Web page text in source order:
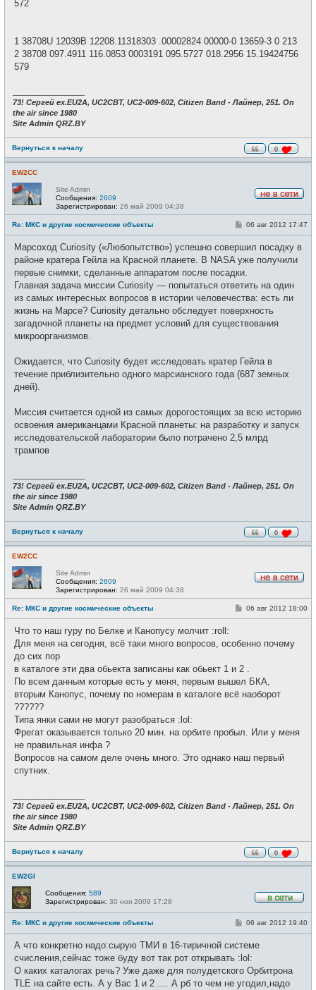
0
572
1 38708U 12039B 12208.11318303 .00002824 00000-0 13659-3 0 213
2 38708 097.4911 116.0853 0003191 095.5727 018.2956 15.19424756
579
73! Сергей ex.EU2A, UC2CBT, UC2-009-602, Citizen Band - Лайнер, 251. On
the air since 1980
Site Admin QRZ.BY
Вернуться к началу
EW2CC
в
с
е
Site Admin
Сообщения: 2609
Зарегистрирован: 26 май 2009 04:38
Re: МКС и другие космические объекты
0
С
б
щ
н
и
06 авг 2012 17:47
Марсоход Curiosity («Любопытство») успешно совершил посадку в
районе кратера Гейла на Красной планете. В NASA уже получили
первые снимки, сделанные аппаратом после посадки.
Главная задача миссии Curiosity — попытаться ответить на один
из самых интересных вопросов в истории человечества: есть ли
жизнь на Марсе? Curiosity детально обследует поверхность
загадочной планеты на предмет условий для существования
микроорганизмов.
Ожидается, что Curiosity будет исследовать кратер Гейла в
течение приблизительно одного марсианского года (687 земных
дней).
Миссия считается одной из самых дорогостоящих за всю историю
освоения американцами Красной планеты: на разработку и запуск
исследовательской лаборатории было потрачено 2,5 млрд
трампов
73! Сергей ex.EU2A, UC2CBT, UC2-009-602, Citizen Band - Лайнер, 251. On
the air since 1980
Site Admin QRZ.BY
Вернуться к началу
EW2CC
в
с
е
Site Admin
Сообщения: 2609
Зарегистрирован: 26 май 2009 04:38
Re: МКС и другие космические объекты
0
С
щ
и
06 авг 2012 18:00
Что то наш гуру по Белке и Канопусу молчит :roll:
Для меня на сегодня, всё таки много вопросов, особенно почему
до сих пор
в каталоге эти два обьекта записаны как обьект 1 и 2 .
По всем данным которые есть у меня, первым вышел БКА,
вторым Канопус, почему по номерам в каталоге всё наоборот
??????
Типа янки сами не могут разобраться :lol:
Фрегат оказывается только 20 мин. на орбите пробыл. Или у меня
не правильная инфа ?
Вопросов на самом деле очень много. Это однако наш первый
спутник.
73! Сергей ex.EU2A, UC2CBT, UC2-009-602, Citizen Band - Лайнер, 251. On
the air since 1980
Site Admin QRZ.BY
Вернуться к началу
EW2GI
с
е
т
Сообщения: 589
Зарегистрирован: 30 ноя 2009 17:28
Re: МКС и другие космические объекты
С
б
щ
н
и
06 авг 2012 19:40
А что конкретно надо:сырую ТМИ в 16-тиричной системе
счисления,сейчас тоже буду вот так рот открывать :lol:
О каких каталогах речь? Уже даже для полудетского Орбитрона
TLE на сайте есть. А у Вас 1 и 2 .... А рб то чем не угодил,надо